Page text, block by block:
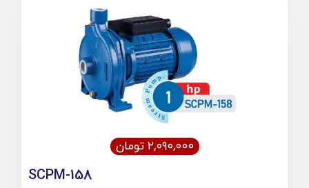
۲,۰۹۰,۰۰۰ تومان
SCPM-158